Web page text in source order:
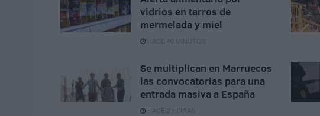
vidrios en tarros de
mermelada y miel
HACE 40 MINUTOS
Se multiplican en Marruecos
las convocatorias para una
entrada masiva a España
HACE 2 HORAS